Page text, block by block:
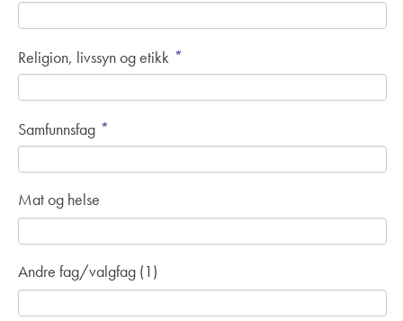
Religion, livssyn og etikk *
Samfunnsfag *
Mat og helse
Andre fag/valgfag (1)